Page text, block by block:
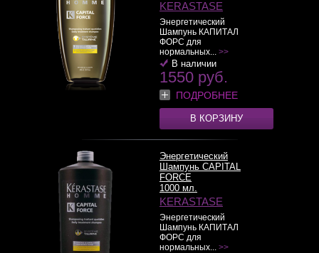
KERASTASE
Энергетический
Шампунь КАПИТАЛ
ФОРС для
нормальных... >>
В наличии
1550 руб.
ПОДРОБНЕЕ
В КОРЗИНУ
Энергетический
Шампунь CAPITAL
FORCE
1000 мл.
KERASTASE
Энергетический
Шампунь КАПИТАЛ
ФОРС для
нормальных... >>